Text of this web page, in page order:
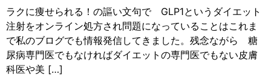
ラクに痩せられる！の謳い文句で GLP1というダイエット
注射をオンライン処方され問題になっていることはこれま
で私のブログでも情報発信してきました。残念ながら 糖
尿病専門医でもなければダイエットの専門医でもない皮膚
科医や美 […]